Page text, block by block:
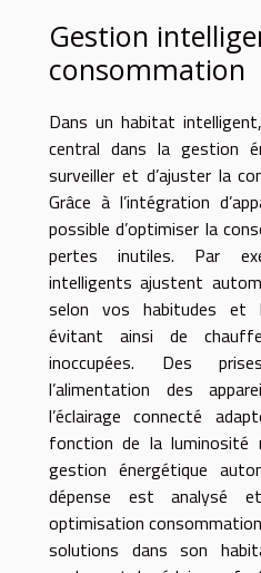
Gestion
consommation
Dans un habitat
central dans la gestion
surveiller et d’ajuster la
Grâce à l’intégration
possible d’optimiser la
pertes inutiles. Par
intelligents ajustent
selon vos habitudes et
évitant ainsi de
inoccupées. Des
l’alimentation des
l’éclairage connecté
fonction de la luminosité
gestion énergétique
dépense est analysé
optimisation
solutions dans son